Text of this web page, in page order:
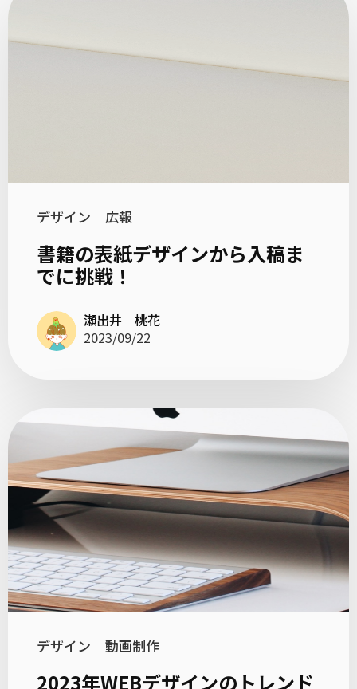
デザイン 広報
書籍の表紙デザインから入稿ま
でに挑戦！
瀬出井 桃花
2023/09/22
デザイン 動画制作
2023年WEBデザインのトレンド